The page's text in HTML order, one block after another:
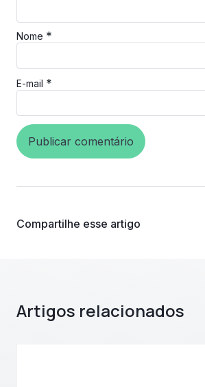
Nome *
E-mail *
Compartilhe esse artigo
Artigos relacionados